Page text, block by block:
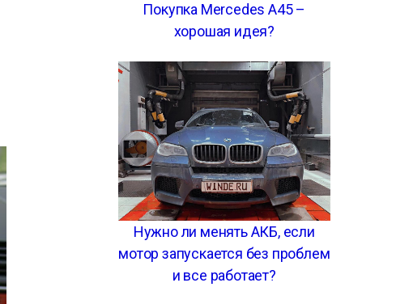
Покупка Mercedes A45 –
хорошая идея?
Нужно ли менять АКБ, если
мотор запускается без проблем
и все работает?